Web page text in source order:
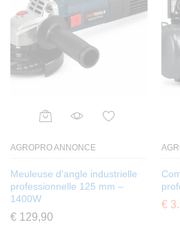
AGROPRO ANNONCE
Meuleuse d’angle industrielle
professionnelle 125 mm –
1400W
€ 129,90
€